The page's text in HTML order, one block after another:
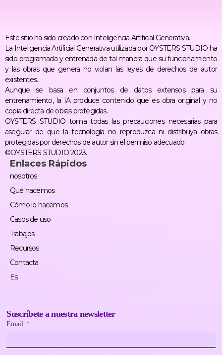
Este sitio ha sido creado con Inteligencia Artificial Generativa.
La Inteligencia Artificial Generativa utilizada por OYSTERS STUDIO ha
sido programada y entrenada de tal manera que su funcionamiento
y las obras que genera no violan las leyes de derechos de autor
existentes.
Aunque se basa en conjuntos de datos extensos para su
entrenamiento, la IA produce contenido que es obra original y no
copia directa de obras protegidas.
OYSTERS STUDIO toma todas las precauciones necesarias para
asegurar de que la tecnología no reproduzca ni distribuya obras
protegidas por derechos de autor sin el permiso adecuado.
©OYSTERS STUDIO 2023.
Enlaces Rápidos
nosotros
Qué hacemos
Cómo lo hacemos
Casos de uso
Trabajos
Recursos
Contacta
Es
Suscríbete a nuestra newsletter
Email